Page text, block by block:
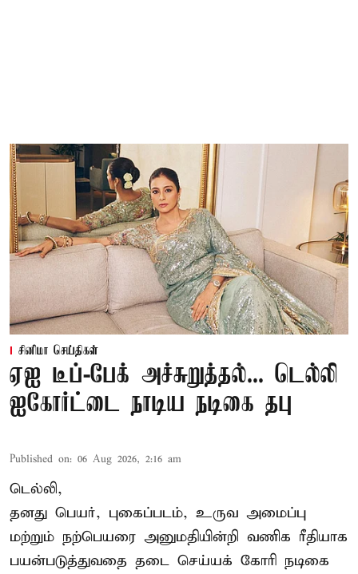
சினிமா செய்திகள்
ஏஐ டீப்-பேக் அச்சுறுத்தல்... டெல்லி
ஐகோர்ட்டை நாடிய நடிகை தபு
Published on: 06 Aug 2026, 2:16 am
டெல்லி,
தனது பெயர், புகைப்படம், உருவ அமைப்பு
மற்றும் நற்பெயரை அனுமதியின்றி வணிக ரீதியாக
பயன்படுத்துவதை தடை செய்யக் கோரி நடிகை